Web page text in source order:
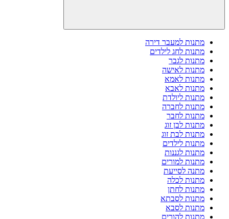
מתנות למעבר דירה
מתנות לחג לילדים
מתנות לגבר
מתנות לאישה
מתנות לאמא
מתנות לאבא
מתנות ליולדת
מתנות לחברה
מתנות לחבר
מתנות לבן זוג
מתנות לבת זוג
מתנות לילדים
מתנות לגננות
מתנות למורים
מתנה לסייעת
מתנות לכלה
מתנות לחתן
מתנות לסבתא
מתנות לסבא
מתנות להורים